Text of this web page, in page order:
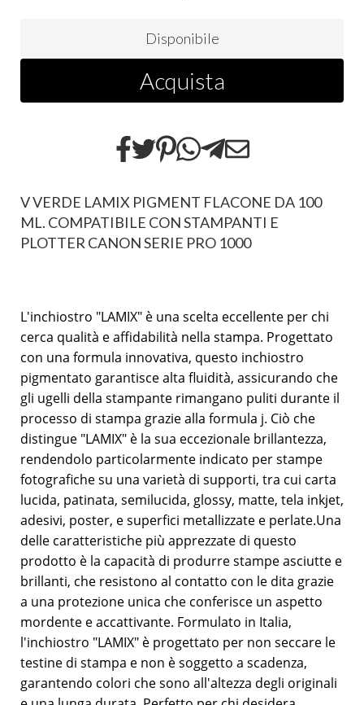
Disponibile
Acquista
V VERDE LAMIX PIGMENT FLACONE DA 100
ML. COMPATIBILE CON STAMPANTI E
PLOTTER CANON SERIE PRO 1000
L'inchiostro "LAMIX" è una scelta eccellente per chi
cerca qualità e affidabilità nella stampa. Progettato
con una formula innovativa, questo inchiostro
pigmentato garantisce alta fluidità, assicurando che
gli ugelli della stampante rimangano puliti durante il
processo di stampa grazie alla formula j. Ciò che
distingue "LAMIX" è la sua eccezionale brillantezza,
rendendolo particolarmente indicato per stampe
fotografiche su una varietà di supporti, tra cui carta
lucida, patinata, semilucida, glossy, matte, tela inkjet,
adesivi, poster, e superfici metallizzate e perlate.Una
delle caratteristiche più apprezzate di questo
prodotto è la capacità di produrre stampe asciutte e
brillanti, che resistono al contatto con le dita grazie
a una protezione unica che conferisce un aspetto
mordente e accattivante. Formulato in Italia,
l'inchiostro "LAMIX" è progettato per non seccare le
testine di stampa e non è soggetto a scadenza,
garantendo colori che sono all'altezza degli originali